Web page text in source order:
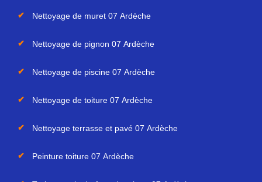
Nettoyage de muret 07 Ardèche
Nettoyage de pignon 07 Ardèche
Nettoyage de piscine 07 Ardèche
Nettoyage de toiture 07 Ardèche
Nettoyage terrasse et pavé 07 Ardèche
Peinture toiture 07 Ardèche